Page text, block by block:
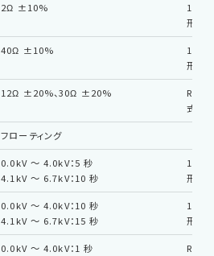
2Ω ±10%
1.2/
形
40Ω ±10%
10/
形
12Ω ±20%、30Ω ±20%
RING
式)
フローティング
0.0kV 〜 4.0kV：5 秒
4.1kV 〜 6.7kV：10 秒
1.2/
形
0.0kV 〜 4.0kV：10 秒
4.1kV 〜 6.7kV：15 秒
10/
形
0.0kV 〜 4.0kV：1 秒
RING